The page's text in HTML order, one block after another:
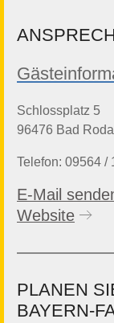
Schlossplatz 5
96476 Bad
Telefon: 09564 /
E-Mail
Website
PLANEN
BAYERN-